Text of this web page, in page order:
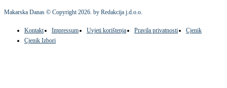
Makarska Danas © Copyright2026. by Redakcija j.d.o.o.
Kontakt Impressum Uvjeti korištenja Pravila privatnosti
Cjenik
Cjenik Izbori